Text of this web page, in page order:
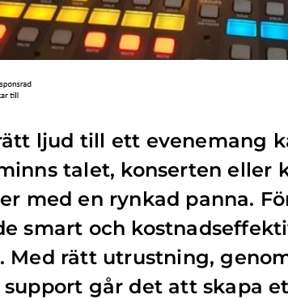
ljud till ett evenemang
talet, konserten eller
med en rynkad panna.
smart och
Med rätt utrustning,
support går det att skapa